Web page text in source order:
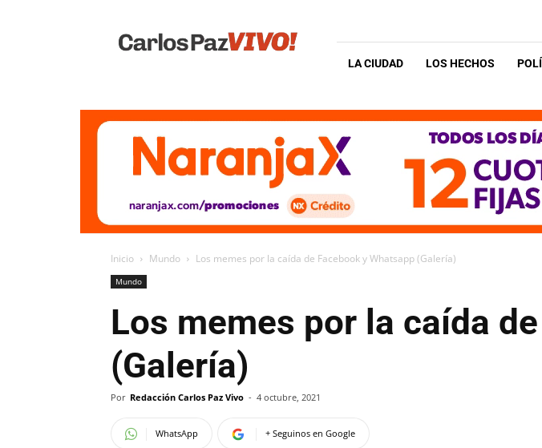
Vivo
LA CIUDAD LOS HECHOS
Inicio Mundo Los memes por la caída de Facebook y Whatsapp (Galería)
Mundo
Los memes por la caída
(Galería)
Por Redacción Carlos Paz Vivo - 4 octubre, 2021
WhatsApp + Seguinos en Google